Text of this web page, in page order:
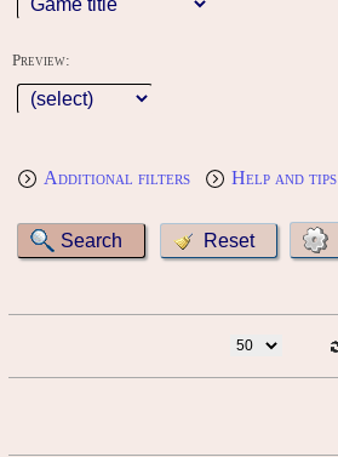
Preview:
Additional filters Help and tips